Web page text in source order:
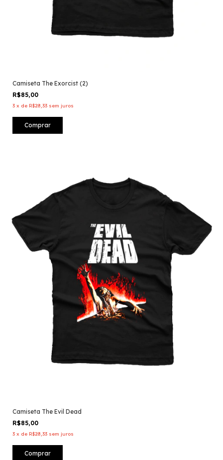
Camiseta The Exorcist (2)
R$85,00
3 x de R$28,33 sem juros
Comprar
Camiseta The Evil Dead
R$85,00
3 x de R$28,33 sem juros
Comprar